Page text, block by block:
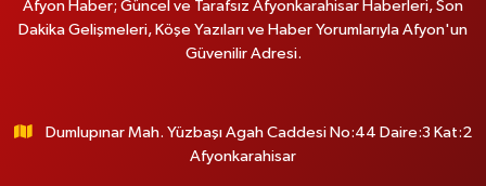
Afyon Haber; Güncel ve Tarafsız Afyonkarahisar Haberleri, Son
Dakika Gelişmeleri, Köşe Yazıları ve Haber Yorumlarıyla Afyon'un
Güvenilir Adresi.
Dumlupınar Mah. Yüzbaşı Agah Caddesi No:44 Daire:3 Kat:2
Afyonkarahisar